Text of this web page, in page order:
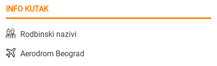
INFO KUTAK
Rodbinski nazivi
Aerodrom Beograd